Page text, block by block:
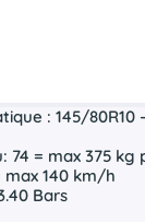
: 145/80R10
74 = max 375 kg
max 140 km/h
Bars